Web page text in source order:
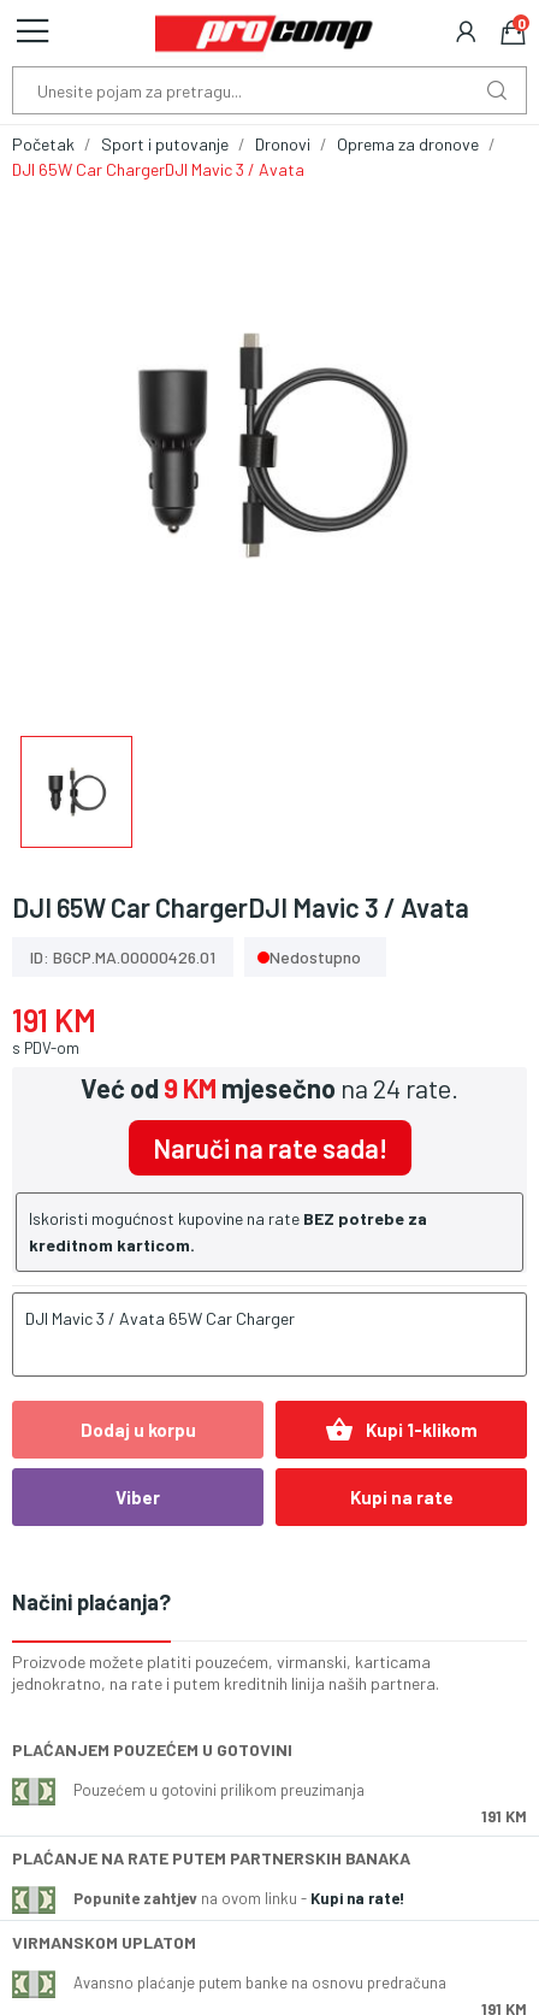
0
Početak Sport i putovanje Dronovi
Oprema za dronove
DJI 65W Car ChargerDJI Mavic 3 / Avata
DJI 65W Car ChargerDJI Mavic 3 / Avata
ID: BGCP.MA.00000426.01 Nedostupno
191 KM
s PDV-om
Već od9 KM mjesečno na 24 rate.
Naruči na rate sada!
Iskoristi mogućnost kupovine na rate BEZ potrebe za
kreditnom karticom.
DJI Mavic 3 / Avata 65W Car Charger
Dodaj u korpu shopping_basket Kupi 1-klikom
Viber Kupi na rate
Načini plaćanja?
Proizvode možete platiti pouzećem, virmanski, karticama
jednokratno, na rate i putem kreditnih linija naših partnera.
PLAĆANJEM POUZEĆEM U GOTOVINI
Pouzećem u gotovini prilikom preuzimanja
191 KM
PLAĆANJE NA RATE PUTEM PARTNERSKIH BANAKA
Popunite zahtjev na ovom linku - Kupi na rate!
VIRMANSKOM UPLATOM
Avansno plaćanje putem banke na osnovu predračuna
191 KM